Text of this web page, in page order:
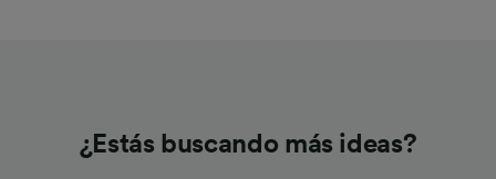
¿Estás buscando más ideas?